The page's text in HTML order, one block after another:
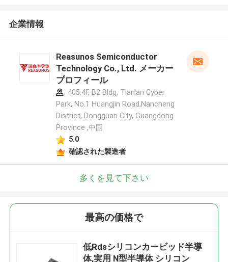
企業情報
Reasunos Semiconductor
Technology Co., Ltd. メーカー
プロフィール
405,4F, B2 Bldg, Tian'an Cyber
Park, No.1 Huangjin Road,Nancheng
District, Dongguan City, Guangdong
Province ,中国
5.0
確認された製造者
多くを見て下さい
最高の価格で
低Rdsシリコンカービッド半導
体,実用 N型半導体 シリコン